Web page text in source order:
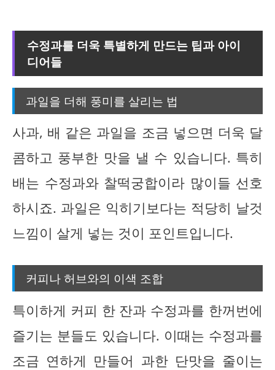
수정과를 더욱 특별하게 만드는 팁과 아이
디어들
과일을 더해 풍미를 살리는 법
사과, 배 같은 과일을 조금 넣으면 더욱 달
콤하고 풍부한 맛을 낼 수 있습니다. 특히
배는 수정과와 찰떡궁합이라 많이들 선호
하시죠. 과일은 익히기보다는 적당히 날것
느낌이 살게 넣는 것이 포인트입니다.
커피나 허브와의 이색 조합
특이하게 커피 한 잔과 수정과를 한꺼번에
즐기는 분들도 있습니다. 이때는 수정과를
조금 연하게 만들어 과한 단맛을 줄이는